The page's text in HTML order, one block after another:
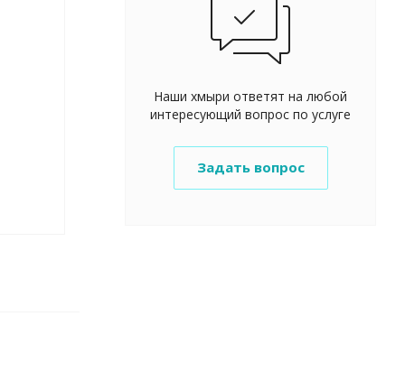
Наши хмыри ответят на любой
интересующий вопрос по услуге
Задать вопрос